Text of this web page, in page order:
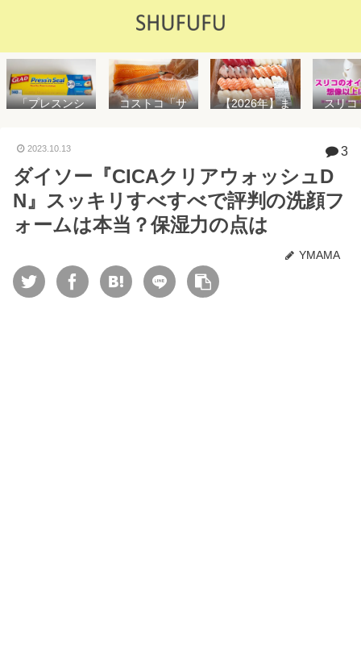
「プレスンシ
説！コストコ
る店はどこ？
粘着面に危険
性はない？
コストコ「サ
や冷凍保存方
法を紹介
【2026年】ま
が高いけど購
入するべき？
スリコ
思え
め！霧
イル差
WAY
2023.10.13 3
ダイソー『CICAクリアウォッシュD
N』スッキリすべすべで評判の洗顔フ
ォームは本当？保湿力の点は
YMAMA